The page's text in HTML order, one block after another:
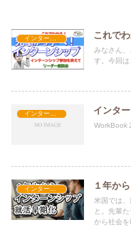
インターンシップ他 これで
みなさん
す。今回は
インターンシップ他 インタ
WorkBook
１年か
米国では、
と。先輩
から社会